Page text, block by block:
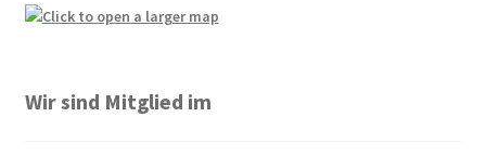
Wir sind Mitglied im